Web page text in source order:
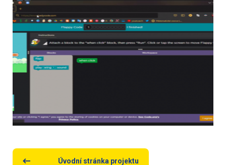
Úvodní stránka projektu